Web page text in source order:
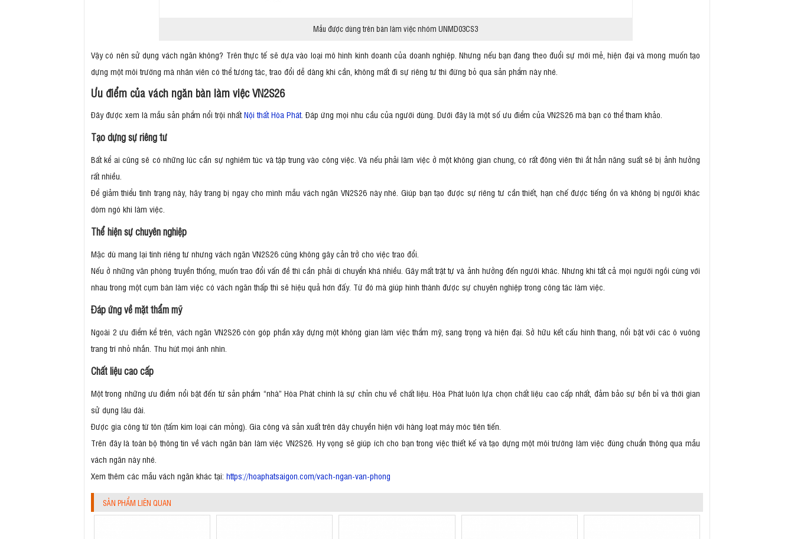
Mẫu được dùng trên bàn làm việc nhóm UNMD03CS3
Vậy có nên sử dụng vách ngăn không? Trên thực tế sẽ dựa vào loại mô hình kinh doanh của doanh nghiệp. Nhưng nếu bạn đang theo đuổi sự mới mẻ, hiện đại và mong muốn tạo
dựng một môi trường mà nhân viên có thể tương tác, trao đổi dễ dàng khi cần, không mất đi sự riêng tư thì đừng bỏ qua sản phẩm này nhé.
Ưu điểm của vách ngăn bàn làm việc VN2S26
Đây được xem là mẫu sản phẩm nổi trội nhấtNội thất Hòa Phát. Đáp ứng mọi nhu cầu của người dùng. Dưới đây là một số ưu điểm của VN2S26 mà bạn có thể tham khảo.
Tạo dựng sự riêng tư
Bất kể ai cũng sẽ có những lúc cần sự nghiêm túc và tập trung vào công việc. Và nếu phải làm việc ở một không gian chung, có rất đông viên thì ắt hẳn năng suất sẽ bị ảnh hưởng
rất nhiều.
Để giảm thiểu tình trạng này, hãy trang bị ngay cho mình mẫu vách ngăn VN2S26 này nhé. Giúp bạn tạo được sự riêng tư cần thiết, hạn chế được tiếng ồn và không bị người khác
dòm ngó khi làm việc.
Thể hiện sự chuyên nghiệp
Mặc dù mang lại tính riêng tư nhưng vách ngăn VN2S26 cũng không gây cản trở cho việc trao đổi.
Nếu ở những văn phòng truyền thống, muốn trao đổi vấn đề thì cần phải di chuyển khá nhiều. Gây mất trật tự và ảnh hưởng đến người khác. Nhưng khi tất cả mọi người ngồi cùng với
nhau trong một cụm bàn làm việc có vách ngăn thấp thì sẽ hiệu quả hơn đấy. Từ đó mà giúp hình thành được sự chuyên nghiệp trong công tác làm việc.
Đáp ứng về mặt thẩm mỹ
Ngoài 2 ưu điểm kể trên, vách ngăn VN2S26 còn góp phần xây dựng một không gian làm việc thẩm mỹ, sang trọng và hiện đại. Sở hữu kết cấu hình thang, nổi bật với các ô vuông
trang trí nhỏ nhắn. Thu hút mọi ánh nhìn.
Chất liệu cao cấp
Một trong những ưu điểm nổi bật đến từ sản phẩm “nhà” Hòa Phát chính là sự chỉn chu về chất liệu. Hòa Phát luôn lựa chọn chất liệu cao cấp nhất, đảm bảo sự bền bỉ và thời gian
sử dụng lâu dài.
Được gia công từ tôn (tấm kim loại cán mỏng). Gia công và sản xuất trên dây chuyền hiện với hàng loạt máy móc tiên tiến.
Trên đây là toàn bộ thông tin về vách ngăn bàn làm việc VN2S26. Hy vọng sẽ giúp ích cho bạn trong việc thiết kế và tạo dựng một môi trường làm việc đúng chuẩn thông qua mẫu
vách ngăn này nhé.
Xem thêm các mẫu vách ngăn khác tại: https://hoaphatsaigon.com/vach-ngan-van-phong
SẢN PHẨM LIÊN QUAN